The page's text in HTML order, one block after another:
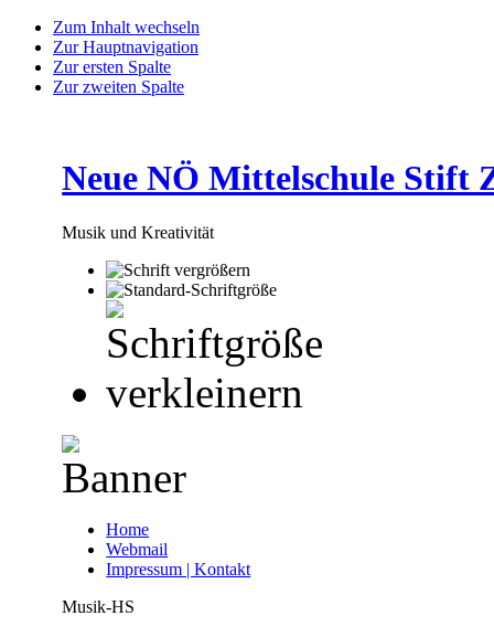
Zum Inhalt wechseln
Zur Hauptnavigation
Zur ersten Spalte
Zur zweiten Spalte
Neue NÖ Mittelschule Stift
Musik und Kreativität
Home
Webmail
Impressum | Kontakt
Musik-HS